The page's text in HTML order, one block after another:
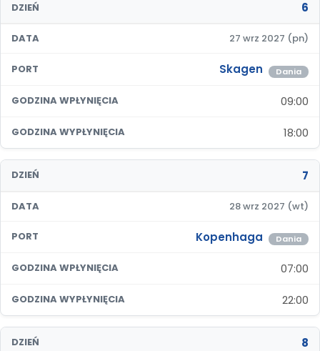
DZIEŃ 6
DATA 27 wrz 2027 (pn)
PORT Skagen Dania
GODZINA WPŁYNIĘCIA 09:00
GODZINA WYPŁYNIĘCIA 18:00
DZIEŃ 7
DATA 28 wrz 2027 (wt)
PORT Kopenhaga Dania
GODZINA WPŁYNIĘCIA 07:00
GODZINA WYPŁYNIĘCIA 22:00
DZIEŃ 8